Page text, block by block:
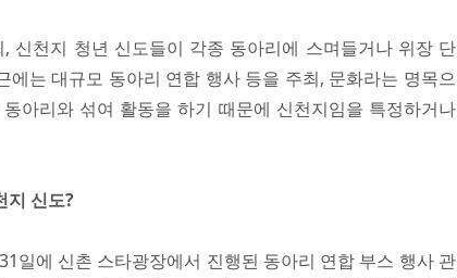
신천지 청년 신도들이 각종 동아리에 스며들거나 위장 단
는 대규모 동아리 연합 행사 등을 주최, 문화라는 명목으
아리와 섞여 활동을 하기 때문에 신천지임을 특정하거나
지 신도?
일에 신촌 스타광장에서 진행된 동아리 연합 부스 행사 관